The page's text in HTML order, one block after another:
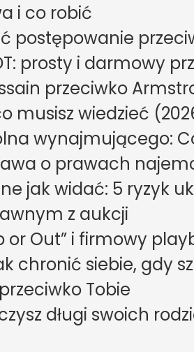
i co robić
postępowanie
prosty i darmowy
przeciwko
musisz wiedzieć
wynajmującego:
o prawach
jak widać: 5 ryzyk
z aukcji
or Out” i firmowy
chronić siebie, gdy
Tobie
długi swoich